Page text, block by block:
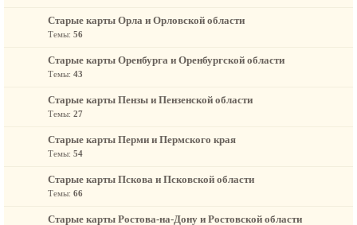
Старые карты Орла и Орловской области
Темы: 56
Старые карты Оренбурга и Оренбургской области
Темы: 43
Старые карты Пензы и Пензенской области
Темы: 27
Старые карты Перми и Пермского края
Темы: 54
Старые карты Пскова и Псковской области
Темы: 66
Старые карты Ростова-на-Дону и Ростовской области